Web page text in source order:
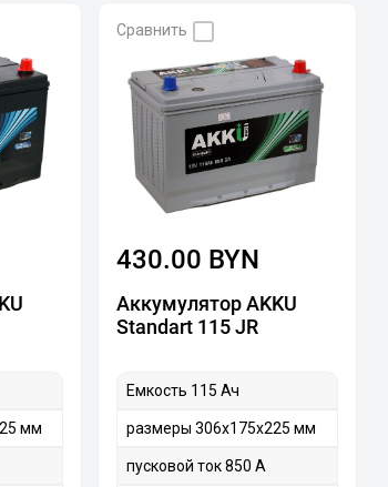
мм
Сравнить
430.00 BYN
Аккумулятор AKKU
Standart 115 JR
Емкость 115 Ач
размеры 306х175х225 мм
пусковой ток 850 А